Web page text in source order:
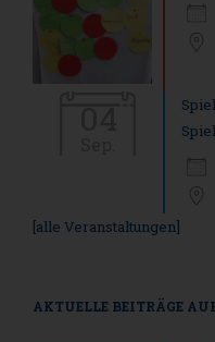
[alle Veranstaltungen]
AKTUELLE BEITRÄGE